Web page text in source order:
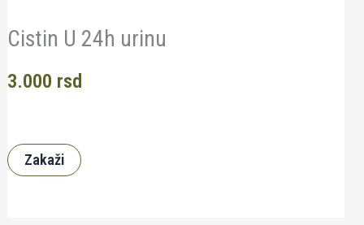
Cistin U 24h urinu
3.000 rsd
Zakaži